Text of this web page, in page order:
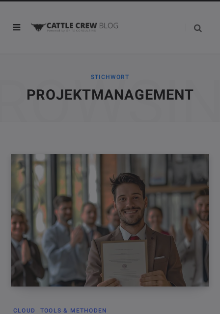
STICHWORT
PROJEKTMANAGEMENT
CLOUD TOOLS & METHODEN